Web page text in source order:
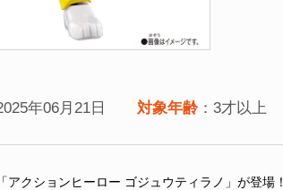
年06月21日 対象年齢：3才以上
アクションヒーロー ゴジュウティラノ」が登場！